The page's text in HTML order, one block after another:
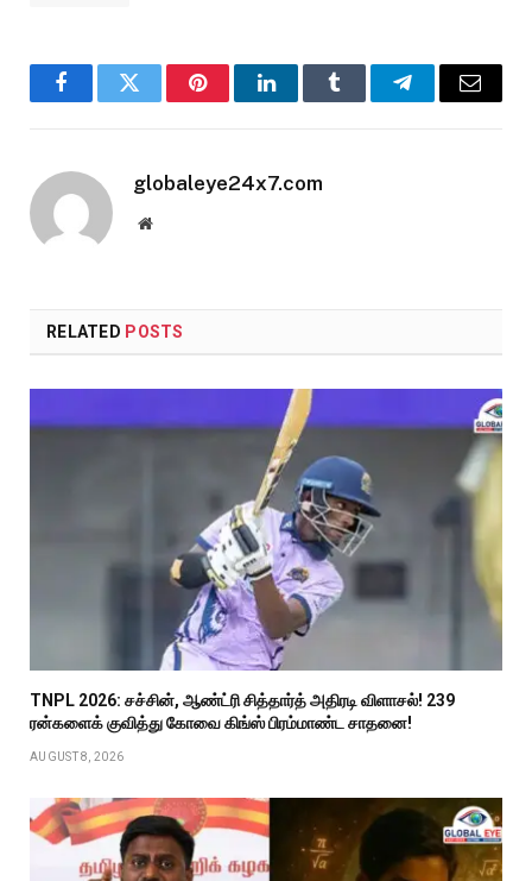
FacebookTwitter PinterestLinkedInTumblr TelegramEmail
globaleye24x7.com
Website
RELATED POSTS
TNPL 2026: சச்சின், ஆண்ட்ரி சித்தார்த் அதிரடி விளாசல்! 239
ரன்களைக் குவித்து கோவை கிங்ஸ் பிரம்மாண்ட சாதனை!
AUGUST 8, 2026